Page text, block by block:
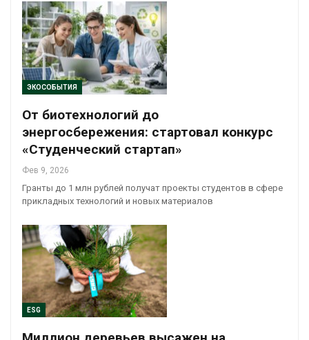
ЭКОСОБЫТИЯ
От биотехнологий до
энергосбережения: стартовал конкурс
«Студенческий стартап»
Фев 9, 2026
Гранты до 1 млн рублей получат проекты студентов в сфере
прикладных технологий и новых материалов
ESG